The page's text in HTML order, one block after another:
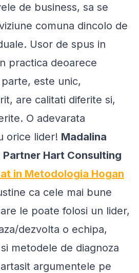
de business, sa se
comuna dincolo de
Usor de spus in
practica deoarece
este unic,
are calitati diferite si,
O adevarata
orice lider! Madalina
Partner Hart Consulting
in Metodologia Hogan
ca cele mai bune
le poate folosi un lider,
dezvolta o echipa,
metodele de diagnoza
argumentele pe